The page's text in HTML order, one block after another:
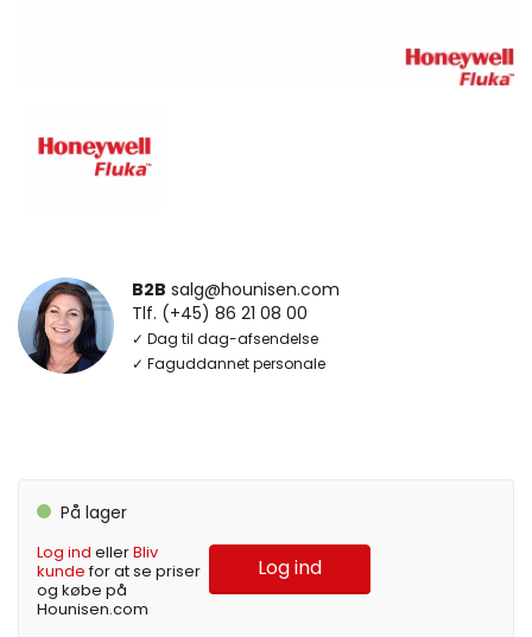
B2B salg@hounisen.com
Tlf. (+45) 86 21 08 00
✓ Dag til dag-afsendelse
✓ Faguddannet personale
På lager
Log ind ellerBliv
kundefor at se priser
og købe på
Hounisen.com
Log ind